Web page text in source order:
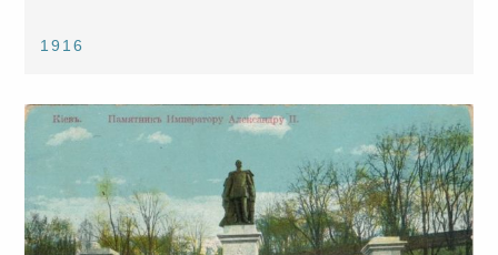
1916